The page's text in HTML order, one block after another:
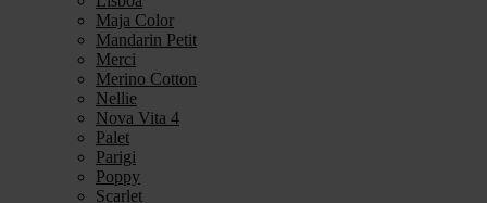
Maja Color
Mandarin Petit
Merci
Merino Cotton
Nellie
Nova Vita 4
Palet
Parigi
Poppy
Scarlet